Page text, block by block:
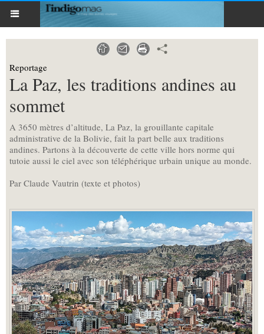
Reportage
La Paz, les traditions andines au
sommet
A 3650 mètres d’altitude, La Paz, la grouillante capitale
administrative de la Bolivie, fait la part belle aux traditions
andines. Partons à la découverte de cette ville hors norme qui
tutoie aussi le ciel avec son téléphérique urbain unique au monde.
Par Claude Vautrin (texte et photos)